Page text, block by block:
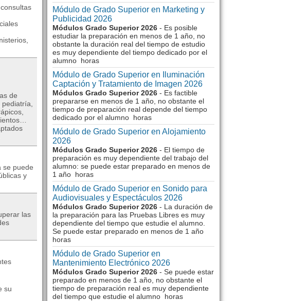
de
se puede
y
las
su
Módulo de Grado Superior en Marketing y
Publicidad 2026
Módulos Grado Superior 2026 - Es posible
estudiar la preparación en menos de 1 año, no
obstante la duración real del tiempo de estudio
es muy dependiente del tiempo dedicado por el
alumno horas
Módulo de Grado Superior en Iluminación
Captación y Tratamiento de Imagen 2026
Módulos Grado Superior 2026 - Es factible
prepararse en menos de 1 año, no obstante el
tiempo de preparación real depende del tiempo
dedicado por el alumno horas
Módulo de Grado Superior en Alojamiento
2026
Módulos Grado Superior 2026 - El tiempo de
preparación es muy dependiente del trabajo del
alumno: se puede estar preparado en menos de
1 año horas
Módulo de Grado Superior en Sonido para
Audiovisuales y Espectáculos 2026
Módulos Grado Superior 2026 - La duración de
la preparación para las Pruebas Libres es muy
dependiente del tiempo que estudie el alumno.
Se puede estar preparado en menos de 1 año
horas
Módulo de Grado Superior en
Mantenimiento Electrónico 2026
Módulos Grado Superior 2026 - Se puede estar
preparado en menos de 1 año, no obstante el
tiempo de preparación real es muy dependiente
del tiempo que estudie el alumno horas